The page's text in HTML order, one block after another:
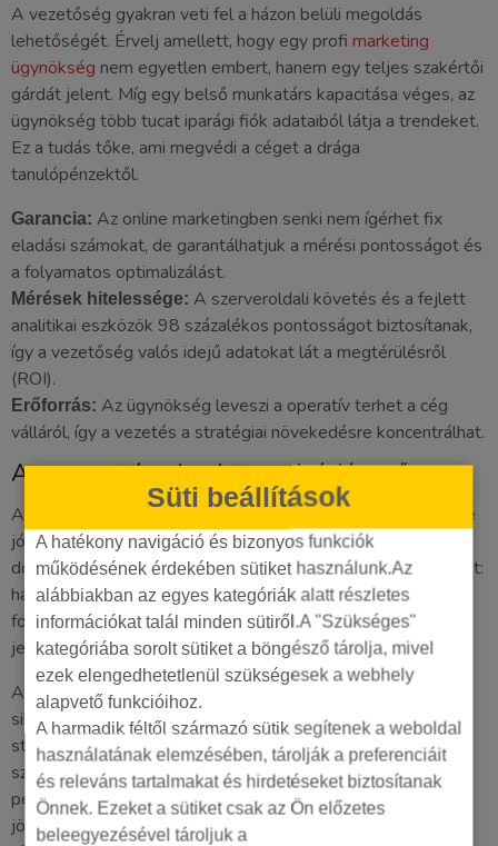
Süti beállítások
A hatékony navigáció és bizonyos funkciók
működésének érdekében sütiket használunk.Az
alábbiakban az egyes kategóriák alatt részletes
információkat talál minden sütiről.A "Szükséges"
kategóriába sorolt sütiket a böngésző tárolja, mivel
ezek elengedhetetlenül szükségesek a webhely
alapvető funkcióihoz.
A harmadik féltől származó sütik segítenek a weboldal
használatának elemzésében, tárolják a preferenciáit
és releváns tartalmakat és hirdetéseket biztosítanak
Önnek. Ezeket a sütiket csak az Ön előzetes
beleegyezésével tároljuk a
A vezetőség gyakran veti fel a házon belüli megoldás
lehetőségét. Érvelj amellett, hogy egy profi marketing
ügynökség nem egyetlen embert, hanem egy teljes szakértői
gárdát jelent. Míg egy belső munkatárs kapacitása véges, az
ügynökség több tucat iparági fiók adataiból látja a trendeket.
Ez a tudás tőke, ami megvédi a céget a drága
tanulópénzektől.
Garancia: Az online marketingben senki nem ígérhet fix
eladási számokat, de garantálhatjuk a mérési pontosságot és
a folyamatos optimalizálást.
Mérések hitelessége: A szerveroldali követés és a fejlett
analitikai eszközök 98 százalékos pontosságot biztosítanak,
így a vezetőség valós idejű adatokat lát a megtérülésről
(ROI).
Erőforrás: Az ügynökség leveszi a operatív terhet a cég
válláról, így a vezetés a stratégiai növekedésre koncentrálhat.
A versenytársak mint motivációs erő
A konkurenciaelemzés az egyik legerősebb eszköz a büdzsé
jóváhagyásához. Ha számszerűsíted a lemaradás árát, a
döntéshozók motiváltabbá válnak. Használj konkrét adatokat:
ha a fő versenytárs 15 százalékkal növelte az organikus
forgalmát az elmúlt negyedévben, az közvetlen veszélyt
jelent a cég piacvezető szerepére.
Az anonimizált esettanulmányok segítenek vizualizálni a
sikert. Mutass be olyan piaci példákat, ahol a bátor
stratégiaváltás 6 hónap alatt megduplázta a konverziók
számát. A döntéshozók szeretik a biztonságot, a sikeres
példák pedig igazolják, hogy az általad javasolt út járható és
jövedelmező. Ne várjon a versenytársak lépésére.